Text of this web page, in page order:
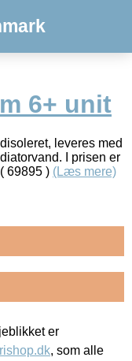
6+ unit
leveres med
I prisen er
69895 ) (Læs mere)
er
, som alle